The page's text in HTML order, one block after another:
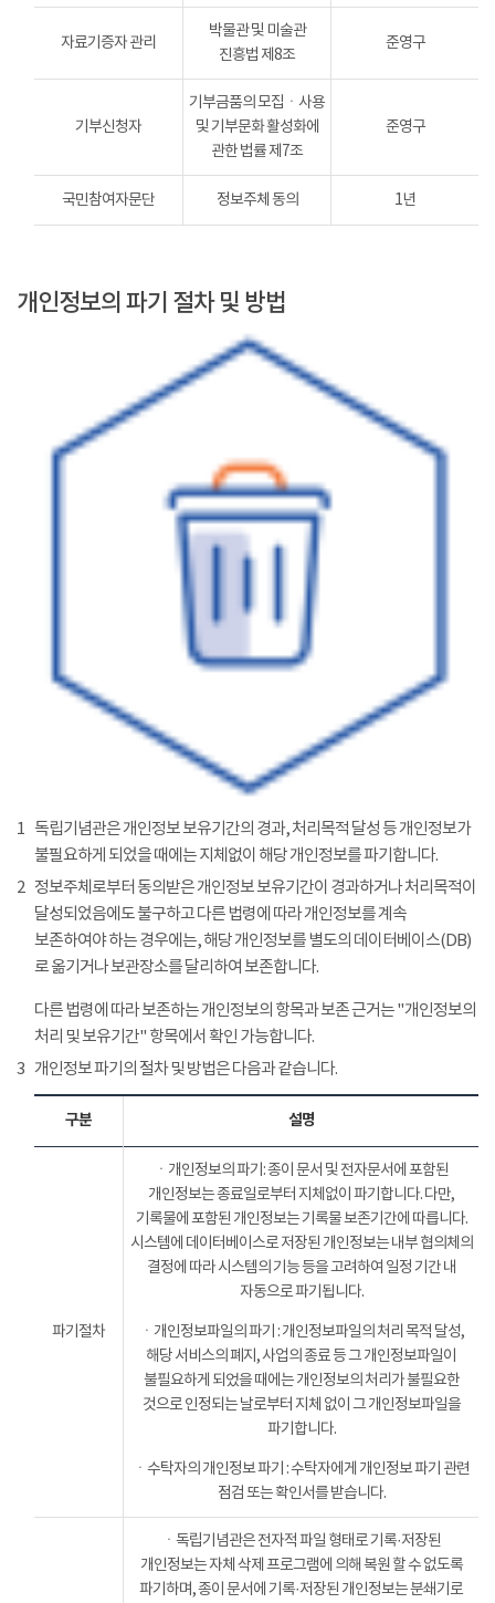
자료기증자 관리
박물관 및 미술관
진흥법 제8조
준영구
기부신청자
기부금품의 모집ㆍ사용
및 기부문화 활성화에
관한 법률 제7조
준영구
국민참여자문단 정보주체 동의 1년
개인정보의 파기 절차 및 방법
1 독립기념관은 개인정보 보유기간의 경과, 처리목적 달성 등 개인정보가
불필요하게 되었을 때에는 지체없이 해당 개인정보를 파기합니다.
2 정보주체로부터 동의받은 개인정보 보유기간이 경과하거나 처리목적이
달성되었음에도 불구하고 다른 법령에 따라 개인정보를 계속
보존하여야 하는 경우에는, 해당 개인정보를 별도의 데이터베이스(DB)
로 옮기거나 보관장소를 달리하여 보존합니다.
다른 법령에 따라 보존하는 개인정보의 항목과 보존 근거는 "개인정보의
처리 및 보유기간" 항목에서 확인 가능합니다.
3 개인정보 파기의 절차 및 방법은 다음과 같습니다.
구분 설명
파기절차
ㆍ개인정보의 파기: 종이 문서 및 전자문서에 포함된
개인정보는 종료일로부터 지체없이 파기합니다. 다만,
기록물에 포함된 개인정보는 기록물 보존기간에 따릅니다.
시스템에 데이터베이스로 저장된 개인정보는 내부 협의체의
결정에 따라 시스템의 기능 등을 고려하여 일정 기간 내
자동으로 파기됩니다.
ㆍ개인정보파일의 파기 : 개인정보파일의 처리 목적 달성,
해당 서비스의 폐지, 사업의 종료 등 그 개인정보파일이
불필요하게 되었을 때에는 개인정보의 처리가 불필요한
것으로 인정되는 날로부터 지체 없이 그 개인정보파일을
파기합니다.
ㆍ수탁자의 개인정보 파기 : 수탁자에게 개인정보 파기 관련
점검 또는 확인서를 받습니다.
ㆍ독립기념관은 전자적 파일 형태로 기록·저장된
개인정보는 자체 삭제 프로그램에 의해 복원 할 수 없도록
파기하며, 종이 문서에 기록·저장된 개인정보는 분쇄기로